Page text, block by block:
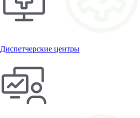
Диспетчерские центры